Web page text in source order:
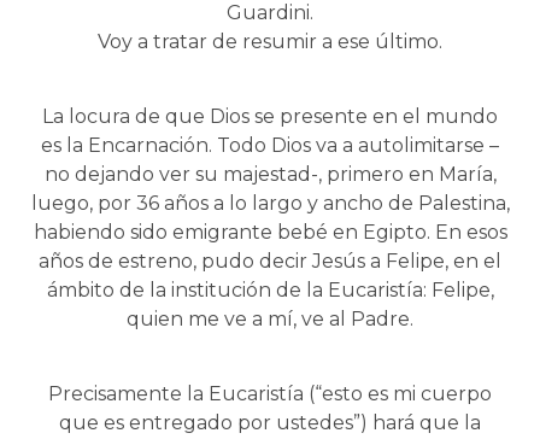
Guardini.
Voy a tratar de resumir a ese último.
La locura de que Dios se presente en el mundo
es la Encarnación. Todo Dios va a autolimitarse –
no dejando ver su majestad-, primero en María,
luego, por 36 años a lo largo y ancho de Palestina,
habiendo sido emigrante bebé en Egipto. En esos
años de estreno, pudo decir Jesús a Felipe, en el
ámbito de la institución de la Eucaristía: Felipe,
quien me ve a mí, ve al Padre.
Precisamente la Eucaristía (“esto es mi cuerpo
que es entregado por ustedes”) hará que la